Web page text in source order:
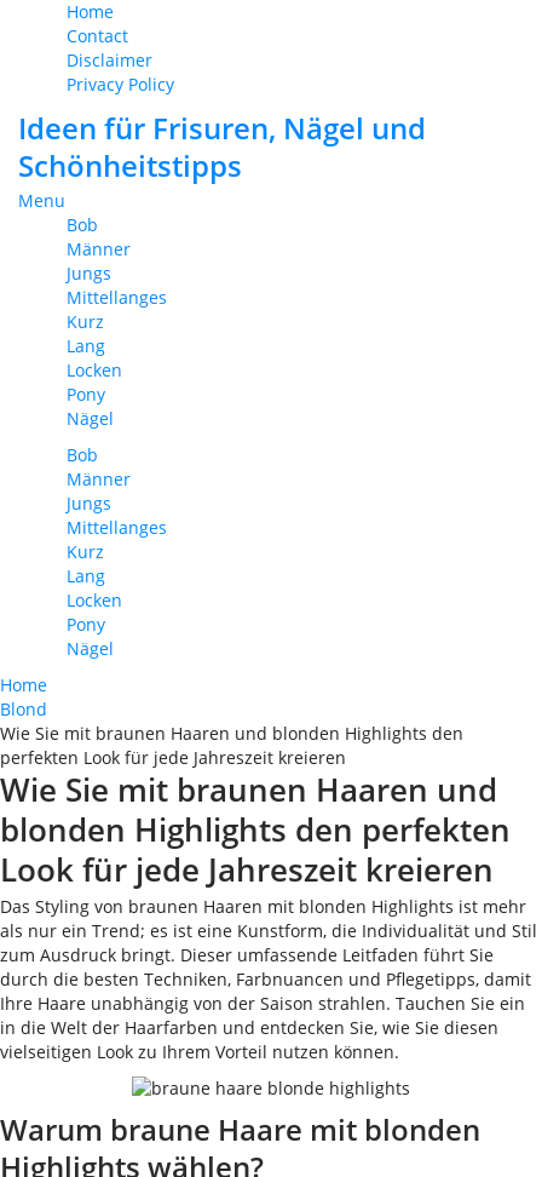
Home
Contact
Disclaimer
Privacy Policy
Ideen für Frisuren, Nägel und
Schönheitstipps
Menu
Bob
Männer
Jungs
Mittellanges
Kurz
Lang
Locken
Pony
Nägel
Bob
Männer
Jungs
Mittellanges
Kurz
Lang
Locken
Pony
Nägel
Home
Blond
Wie Sie mit braunen Haaren und blonden Highlights den
perfekten Look für jede Jahreszeit kreieren
Wie Sie mit braunen Haaren und
blonden Highlights den perfekten
Look für jede Jahreszeit kreieren
Das Styling von braunen Haaren mit blonden Highlights ist mehr
als nur ein Trend; es ist eine Kunstform, die Individualität und Stil
zum Ausdruck bringt. Dieser umfassende Leitfaden führt Sie
durch die besten Techniken, Farbnuancen und Pflegetipps, damit
Ihre Haare unabhängig von der Saison strahlen. Tauchen Sie ein
in die Welt der Haarfarben und entdecken Sie, wie Sie diesen
vielseitigen Look zu Ihrem Vorteil nutzen können.
Warum braune Haare mit blonden
Highlights wählen?